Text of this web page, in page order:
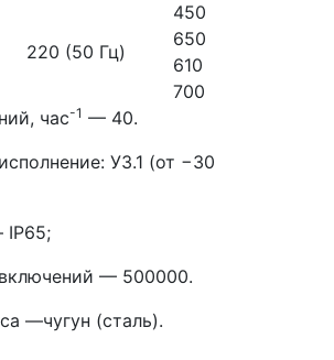
220 (50 Гц)
450
650
610
700
час-1 — 40.
У3.1 (от −30
IP65;
— 500000.
—чугун (сталь).